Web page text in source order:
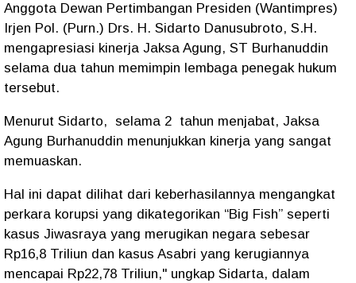
Anggota Dewan Pertimbangan Presiden (Wantimpres)
Irjen Pol. (Purn.) Drs. H. Sidarto Danusubroto, S.H.
mengapresiasi kinerja Jaksa Agung, ST Burhanuddin
selama dua tahun memimpin lembaga penegak hukum
tersebut.
Menurut Sidarto, selama 2 tahun menjabat, Jaksa
Agung Burhanuddin menunjukkan kinerja yang sangat
memuaskan.
Hal ini dapat dilihat dari keberhasilannya mengangkat
perkara korupsi yang dikategorikan “Big Fish” seperti
kasus Jiwasraya yang merugikan negara sebesar
Rp16,8 Triliun dan kasus Asabri yang kerugiannya
mencapai Rp22,78 Triliun," ungkap Sidarta, dalam